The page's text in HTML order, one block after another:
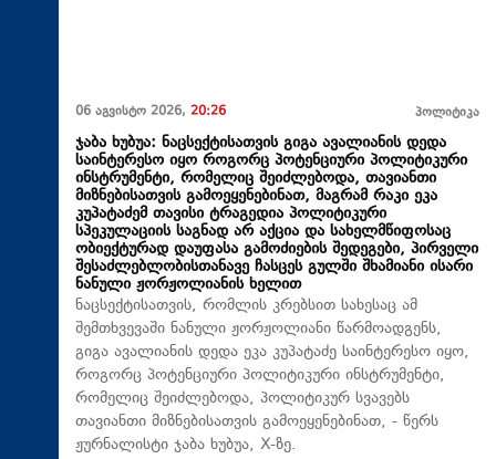
06 აგვისტო 2026, 20:26 პოლიტიკა
ჯაბა ხუბუა: ნაცსექტისათვის გიგა ავალიანის დედა
საინტერესო იყო როგორც პოტენციური პოლიტიკური
ინსტრუმენტი, რომელიც შეიძლებოდა, თავიანთი
მიზნებისათვის გამოეყენებინათ, მაგრამ რაკი ეკა
კუპატაძემ თავისი ტრაგედია პოლიტიკური
სპეკულაციის საგნად არ აქცია და სახელმწიფოსაც
ობიექტურად დაუფასა გამოძიების შედეგები, პირველი
შესაძლებლობისთანავე ჩასცეს გულში შხამიანი ისარი
ნანული ჟორჟოლიანის ხელით
ნაცსექტისათვის, რომლის კრებსით სახესაც ამ
შემთხვევაში ნანული ჟორჟოლიანი წარმოადგენს,
გიგა ავალიანის დედა ეკა კუპატაძე საინტერესო იყო,
როგორც პოტენციური პოლიტიკური ინსტრუმენტი,
რომელიც შეიძლებოდა, პოლიტიკურ სვავებს
თავიანთი მიზნებისათვის გამოეყენებინათ, - წერს
ჟურნალისტი ჯაბა ხუბუა, X-ზე.